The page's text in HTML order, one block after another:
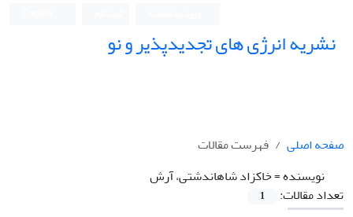
نشریه انرژی های تجدیدپذیر و نو
صفحه اصلی
فهرست مقالات
نویسنده =خاکزاد شاهاندشتی، آرش
تعداد مقالات:
1